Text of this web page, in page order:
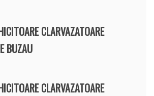
CLARVAZATOARE
BUZAU
CLARVAZATOARE